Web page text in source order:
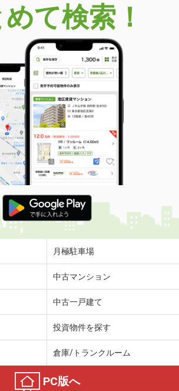
て検索！
月極駐車場
中古マンション
中古一戸建て
投資物件を探す
倉庫/トランクルーム
PC版へ